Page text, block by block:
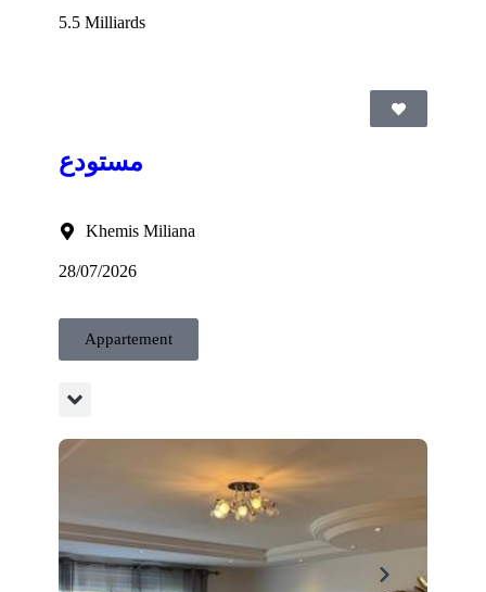
5.5 Milliards
مستودع
Khemis Miliana
28/07/2026
Appartement